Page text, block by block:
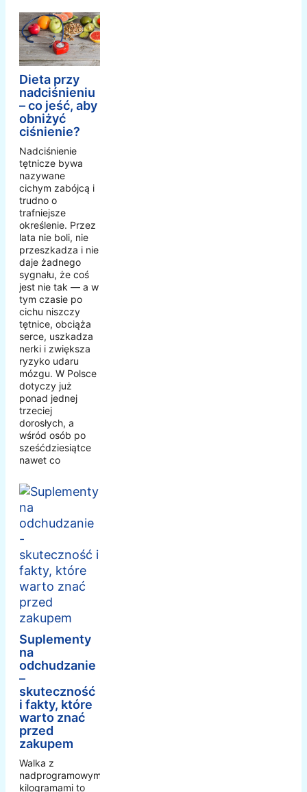
Dieta przy
nadciśnieniu
– co jeść, aby
obniżyć
ciśnienie?
Nadciśnienie
tętnicze bywa
nazywane
cichym zabójcą i
trudno o
trafniejsze
określenie. Przez
lata nie boli, nie
przeszkadza i nie
daje żadnego
sygnału, że coś
jest nie tak — a w
tym czasie po
cichu niszczy
tętnice, obciąża
serce, uszkadza
nerki i zwiększa
ryzyko udaru
mózgu. W Polsce
dotyczy już
ponad jednej
trzeciej
dorosłych, a
wśród osób po
sześćdziesiątce
nawet co
Suplementy
na
odchudzanie
–
skuteczność
i fakty, które
warto znać
przed
zakupem
Walka z
nadprogramowymi
kilogramami to